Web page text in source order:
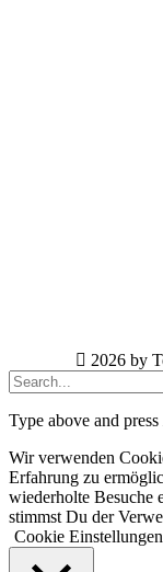
2026 by
Type above and press
Wir verwenden
Erfahrung zu
wiederholte Besuche
stimmst Du der
Cookie Einstellungen